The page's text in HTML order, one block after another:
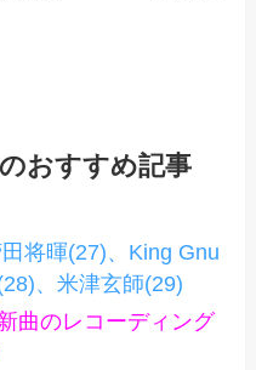
おすすめ記事
将暉(27)、King Gnu
、米津玄師(29)
曲のレコーディング